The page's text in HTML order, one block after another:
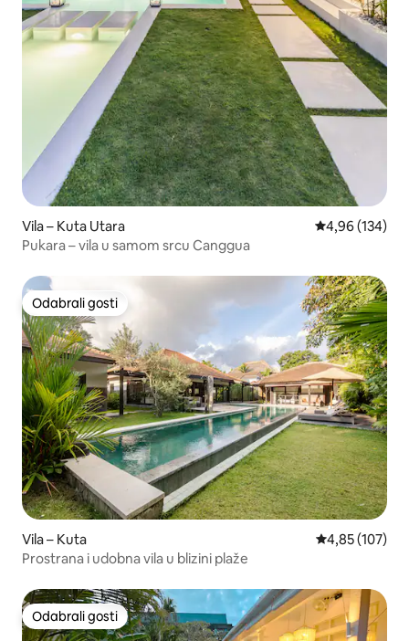
Vila – Kuta Utara Prosječna
4,96 (134)
Pukara – vila u samom srcu Canggua
Odabrali gosti
Odabrali gosti
Vila – Kuta Prosječna
4,85 (107)
Prostrana i udobna vila u blizini plaže
Odabrali gosti
Odabrali gosti